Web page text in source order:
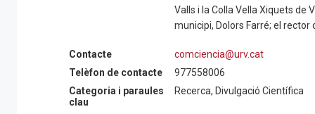
Valls i la Colla Vella Xiquets de
municipi, Dolors Farré; el rector
Guillem Olivella i Marcel Marín.
Contacte
comciencia@urv.cat
Telèfon de contacte
977558006
Categoria i paraules
clau
Recerca, Divulgació Científica